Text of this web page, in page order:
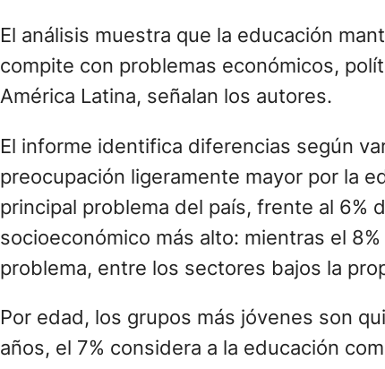
El análisis muestra que la educación
compite con problemas económicos,
El informe identifica diferencias según
preocupación ligeramente mayor por la
principal problema del país, frente al 6%
socioeconómico más alto: mientras el
problema, entre los sectores bajos la
Por edad, los grupos más jóvenes son